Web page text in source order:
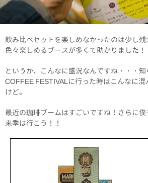
飲み比べセットを楽しめなかったのは少し
色々楽しめるブースが多くて助かりました！
というか、こんなに盛況なんですね・・・
COFFEE FESTIVALに行った時はこんなに
けど。
最近の珈琲ブームはすごいですね！さらに
来季は行こう！！